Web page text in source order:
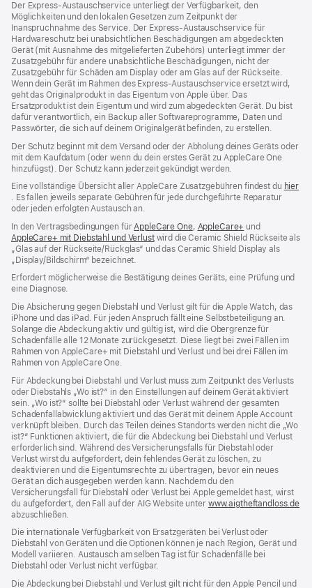
neues
Fenster)
neues
Fenster)
Der Express-Austauschservice unterliegt der Verfügbarkeit, den
Möglichkeiten und den lokalen Gesetzen zum Zeitpunkt der
Inanspruchnahme des Service. Der Express-Austauschservice für
Hardwareschutz bei unabsichtlichen Beschädigungen am abgedeckten
Gerät (mit Ausnahme des mitgelieferten Zubehörs) unterliegt immer der
Zusatzgebühr für andere unabsichtliche Beschädigungen, nicht der
Zusatzgebühr für Schäden am Display oder am Glas auf der Rückseite.
Wenn dein Gerät im Rahmen des Express-Austauschservice ersetzt wird,
geht das Originalprodukt in das Eigentum von Apple über. Das
Ersatzprodukt ist dein Eigentum und wird zum abgedeckten Gerät. Du bist
dafür verantwortlich, ein Backup aller Softwareprogramme, Daten und
Passwörter, die sich auf deinem Originalgerät befinden, zu erstellen.
Der Schutz beginnt mit dem Versand oder der Abholung deines Geräts oder
mit dem Kaufdatum (oder wenn du dein erstes Gerät zu AppleCare One
hinzufügst). Der Schutz kann jederzeit gekündigt werden.
Eine vollständige Übersicht aller AppleCare Zusatzgebühren findest du hier
(Öffnet
ein
Fenster)
. Es fallen jeweils separate Gebühren für jede durchgeführte Reparatur
oder jeden erfolgten Austausch an.
In den Vertragsbedingungen fürAppleCare One(Öffnet
ein
neues
, AppleCare+ (Öffnet
ein
neues
und
AppleCare+ mit Diebstahl und Verlust(Öffnet
ein
Fenster)
wird die Ceramic Shield Rückseite als
„Glas auf der Rückseite/Rückglas“ und das Ceramic Shield Display als
„Display/Bildschirm“ bezeichnet.
Erfordert möglicherweise die Bestätigung deines Geräts, eine Prüfung und
eine Diagnose.
Die Absicherung gegen Diebstahl und Verlust gilt für die Apple Watch, das
iPhone und das iPad. Für jeden Anspruch fällt eine Selbstbeteiligung an.
Solange die Abdeckung aktiv und gültig ist, wird die Obergrenze für
Schadenfälle alle 12 Monate zurückgesetzt. Diese liegt bei zwei Fällen im
Rahmen von AppleCare+ mit Diebstahl und Verlust und bei drei Fällen im
Rahmen von AppleCare One.
Für Abdeckung bei Diebstahl und Verlust muss zum Zeit­punkt des Verlusts
oder Dieb­stahls „Wo ist?“ in den Einstellungen auf deinem Gerät aktiviert
sein. „Wo ist?“ sollte bei Diebstahl oder Verlust während der gesamten
Schadenfallabwicklung aktiviert und das Gerät mit deinem Apple Account
verknüpft bleiben. Durch das Teilen deines Standorts werden nicht die „Wo
ist?“ Funktionen aktiviert, die für die Abdeckung bei Diebstahl und Verlust
erforderlich sind. Während des Versicherungs­falls für Diebstahl oder
Verlust wirst du aufgefordert, dein fehlendes Gerät zu löschen, zu
deaktivieren und die Eigentums­rechte zu übertragen, bevor ein neues
Gerät an dich ausgegeben werden kann. Nachdem du den
Versicherungsfall für Diebstahl oder Verlust bei Apple gemeldet hast, wirst
du aufgefordert, den Fall auf der AIG Website unter www.aigtheftandloss.de
abzuschließen.
Die internationale Verfügbarkeit von Ersatzgeräten bei Verlust oder
Diebstahl von Geräten und die Optionen können je nach Region, Gerät und
Modell variieren. Austausch am selben Tag ist für Schadenfälle bei
Diebstahl oder Verlust nicht verfügbar.
Die Abdeckung bei Diebstahl und Verlust gilt nicht für den Apple Pencil und